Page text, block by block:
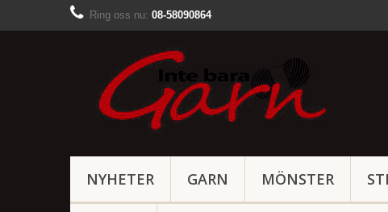
Ring oss nu: 08-58090864
NYHETER GARN MÖNSTER